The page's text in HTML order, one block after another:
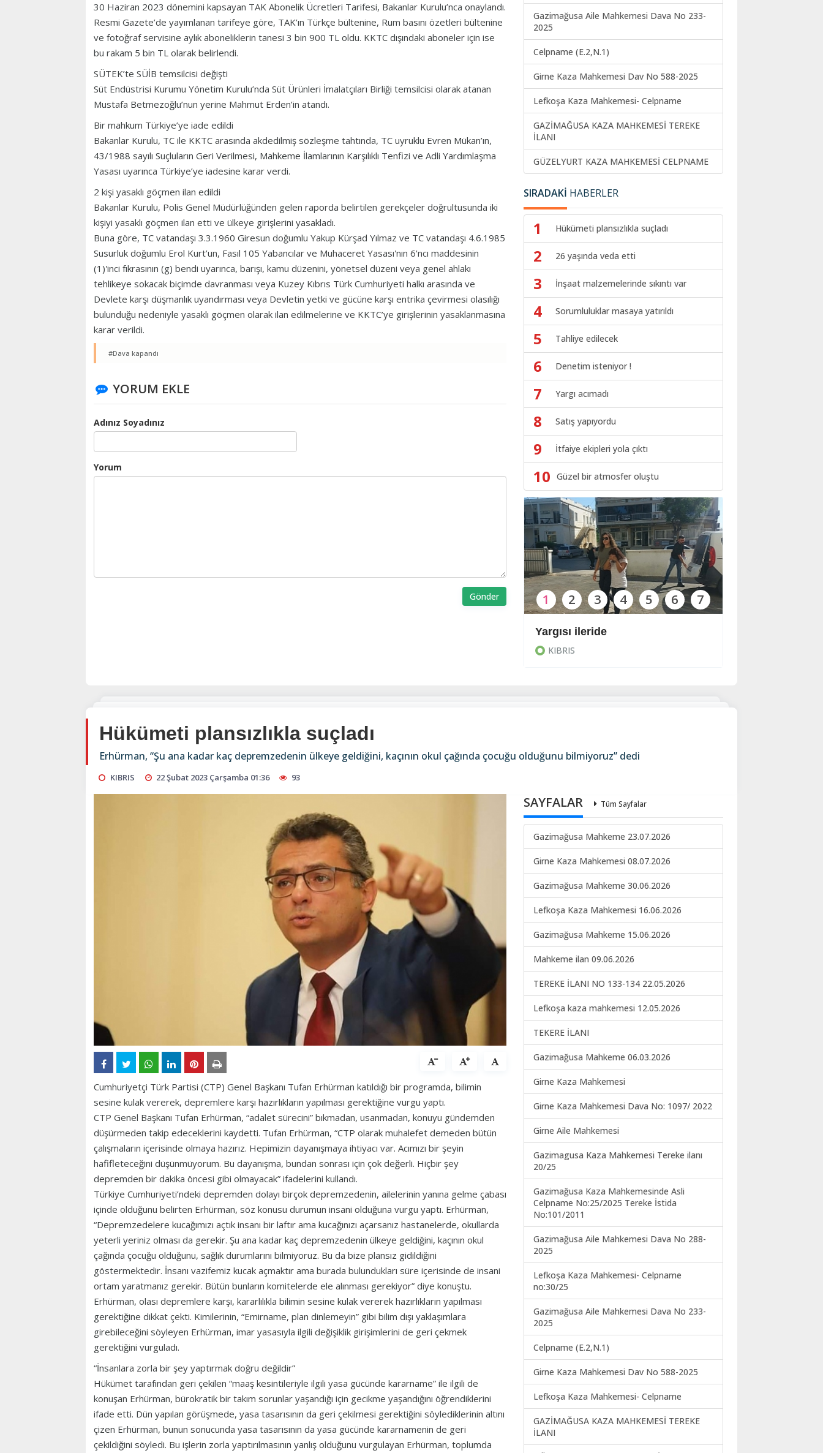
30 Haziran 2023 dönemini kapsayan TAK Abonelik Ücretleri Tarifesi, Bakanlar Kurulu’nca onaylandı.
Resmi Gazete’de yayımlanan tarifeye göre, TAK’ın Türkçe bültenine, Rum basını özetleri bültenine
ve fotoğraf servisine aylık aboneliklerin tanesi 3 bin 900 TL oldu. KKTC dışındaki aboneler için ise
bu rakam 5 bin TL olarak belirlendi.
SÜTEK’te SÜİB temsilcisi değişti
Süt Endüstrisi Kurumu Yönetim Kurulu’nda Süt Ürünleri İmalatçıları Birliği temsilcisi olarak atanan
Mustafa Betmezoğlu’nun yerine Mahmut Erden’in atandı.
Bir mahkum Türkiye’ye iade edildi
Bakanlar Kurulu, TC ile KKTC arasında akdedilmiş sözleşme tahtında, TC uyruklu Evren Mükan’ın,
43/1988 sayılı Suçluların Geri Verilmesi, Mahkeme İlamlarının Karşılıklı Tenfizi ve Adli Yardımlaşma
Yasası uyarınca Türkiye’ye iadesine karar verdi.
2 kişi yasaklı göçmen ilan edildi
Bakanlar Kurulu, Polis Genel Müdürlüğünden gelen raporda belirtilen gerekçeler doğrultusunda iki
kişiyi yasaklı göçmen ilan etti ve ülkeye girişlerini yasakladı.
Buna göre, TC vatandaşı 3.3.1960 Giresun doğumlu Yakup Kürşad Yılmaz ve TC vatandaşı 4.6.1985
Susurluk doğumlu Erol Kurt’un, Fasıl 105 Yabancılar ve Muhaceret Yasası'nın 6'ncı maddesinin
(1)'inci fıkrasının (g) bendi uyarınca, barışı, kamu düzenini, yönetsel düzeni veya genel ahlakı
tehlikeye sokacak biçimde davranması veya Kuzey Kıbrıs Türk Cumhuriyeti halkı arasında ve
Devlete karşı düşmanlık uyandırması veya Devletin yetki ve gücüne karşı entrika çevirmesi olasılığı
bulunduğu nedeniyle yasaklı göçmen olarak ilan edilmelerine ve KKTC’ye girişlerinin yasaklanmasına
karar verildi.
#Dava kapandı
YORUM EKLE
Adınız Soyadınız
Yorum
Gönder
Gazimağusa Aile Mahkemesi Dava No 233-
2025
Celpname (E.2,N.1)
Girne Kaza Mahkemesi Dav No 588-2025
Lefkoşa Kaza Mahkemesi- Celpname
GAZİMAĞUSA KAZA MAHKEMESİ TEREKE
İLANI
GÜZELYURT KAZA MAHKEMESİ CELPNAME
SIRADAKİ HABERLER
1 Hükümeti plansızlıkla suçladı
2 26 yaşında veda etti
3 İnşaat malzemelerinde sıkıntı var
4 Sorumluluklar masaya yatırıldı
5 Tahliye edilecek
6 Denetim isteniyor !
7 Yargı acımadı
8 Satış yapıyordu
9 İtfaiye ekipleri yola çıktı
10 Güzel bir atmosfer oluştu
Yargısı ileride
KIBRIS
1 2 3 4 5 6 7
Hükümeti plansızlıkla suçladı
Erhürman, “Şu ana kadar kaç depremzedenin ülkeye geldiğini, kaçının okul çağında çocuğu olduğunu bilmiyoruz” dedi
KIBRIS 22 Şubat 2023 Çarşamba 01:36 93
Cumhuriyetçi Türk Partisi (CTP) Genel Başkanı Tufan Erhürman katıldığı bir programda, bilimin
sesine kulak vererek, depremlere karşı hazırlıkların yapılması gerektiğine vurgu yaptı.
CTP Genel Başkanı Tufan Erhürman, “adalet sürecini” bıkmadan, usanmadan, konuyu gündemden
düşürmeden takip edeceklerini kaydetti. Tufan Erhürman, “CTP olarak muhalefet demeden bütün
çalışmaların içerisinde olmaya hazırız. Hepimizin dayanışmaya ihtiyacı var. Acımızı bir şeyin
hafifleteceğini düşünmüyorum. Bu dayanışma, bundan sonrası için çok değerli. Hiçbir şey
depremden bir dakika öncesi gibi olmayacak” ifadelerini kullandı.
Türkiye Cumhuriyeti’ndeki depremden dolayı birçok depremzedenin, ailelerinin yanına gelme çabası
içinde olduğunu belirten Erhürman, söz konusu durumun insani olduğuna vurgu yaptı. Erhürman,
“Depremzedelere kucağımızı açtık insanı bir laftır ama kucağınızı açarsanız hastanelerde, okullarda
yeterli yeriniz olması da gerekir. Şu ana kadar kaç depremzedenin ülkeye geldiğini, kaçının okul
çağında çocuğu olduğunu, sağlık durumlarını bilmiyoruz. Bu da bize plansız gidildiğini
göstermektedir. İnsanı vazifemiz kucak açmaktır ama burada bulundukları süre içerisinde de insani
ortam yaratmanız gerekir. Bütün bunların komitelerde ele alınması gerekiyor” diye konuştu.
Erhürman, olası depremlere karşı, kararlılıkla bilimin sesine kulak vererek hazırlıkların yapılması
gerektiğine dikkat çekti. Kimilerinin, “Emirname, plan dinlemeyin” gibi bilim dışı yaklaşımlara
girebileceğini söyleyen Erhürman, imar yasasıyla ilgili değişiklik girişimlerini de geri çekmek
gerektiğini vurguladı.
“İnsanlara zorla bir şey yaptırmak doğru değildir”
Hükümet tarafından geri çekilen “maaş kesintileriyle ilgili yasa gücünde kararname” ile ilgili de
konuşan Erhürman, bürokratik bir takım sorunlar yaşandığı için gecikme yaşandığını öğrendiklerini
ifade etti. Dün yapılan görüşmede, yasa tasarısının da geri çekilmesi gerektiğini söylediklerinin altını
çizen Erhürman, bunun sonucunda yasa tasarısının da yasa gücünde kararnamenin de geri
çekildiğini söyledi. Bu işlerin zorla yaptırılmasının yanlış olduğunu vurgulayan Erhürman, toplumda
SAYFALAR Tüm Sayfalar
Gazimağusa Mahkeme 23.07.2026
Girne Kaza Mahkemesi 08.07.2026
Gazimağusa Mahkeme 30.06.2026
Lefkoşa Kaza Mahkemesi 16.06.2026
Gazimağusa Mahkeme 15.06.2026
Mahkeme ilan 09.06.2026
TEREKE İLANI NO 133-134 22.05.2026
Lefkoşa kaza mahkemesi 12.05.2026
TEKERE İLANI
Gazimağusa Mahkeme 06.03.2026
Girne Kaza Mahkemesi
Girne Kaza Mahkemesi Dava No: 1097/ 2022
Girne Aile Mahkemesi
Gazimagusa Kaza Mahkemesi Tereke ilanı
20/25
Gazimağusa Kaza Mahkemesinde Asli
Celpname No:25/2025 Tereke İstida
No:101/2011
Gazimağusa Aile Mahkemesi Dava No 288-
2025
Lefkoşa Kaza Mahkemesi- Celpname
no:30/25
Gazimağusa Aile Mahkemesi Dava No 233-
2025
Celpname (E.2,N.1)
Girne Kaza Mahkemesi Dav No 588-2025
Lefkoşa Kaza Mahkemesi- Celpname
GAZİMAĞUSA KAZA MAHKEMESİ TEREKE
İLANI